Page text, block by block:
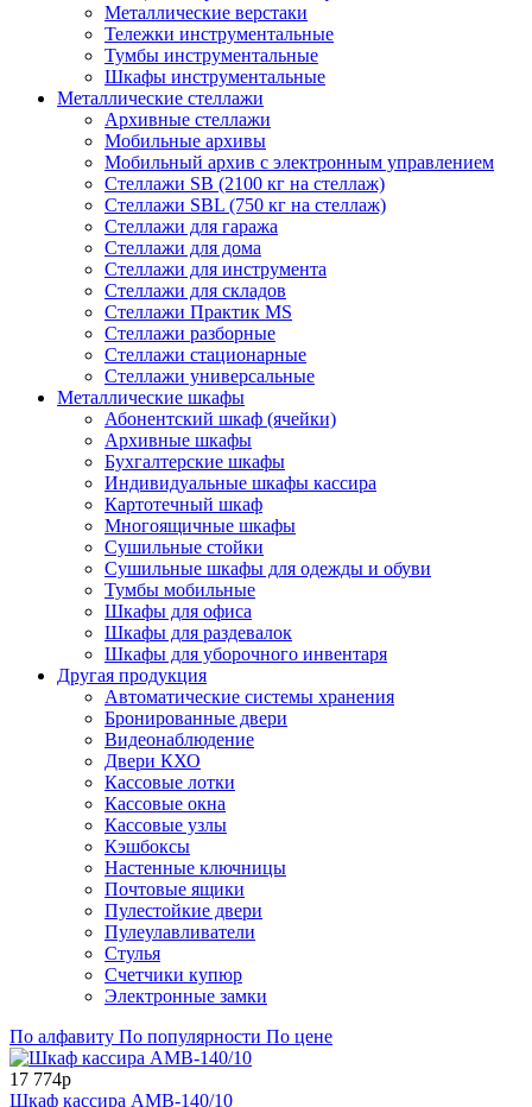
Металлические верстаки
Тележки инструментальные
Тумбы инструментальные
Шкафы инструментальные
Металлические стеллажи
Архивные стеллажи
Мобильные архивы
Мобильный архив с электронным управлением
Стеллажи SB (2100 кг на стеллаж)
Стеллажи SBL (750 кг на стеллаж)
Стеллажи для гаража
Стеллажи для дома
Стеллажи для инструмента
Стеллажи для складов
Стеллажи Практик MS
Стеллажи разборные
Стеллажи стационарные
Стеллажи универсальные
Металлические шкафы
Абонентский шкаф (ячейки)
Архивные шкафы
Бухгалтерские шкафы
Индивидуальные шкафы кассира
Картотечный шкаф
Многоящичные шкафы
Сушильные стойки
Сушильные шкафы для одежды и обуви
Тумбы мобильные
Шкафы для офиса
Шкафы для раздевалок
Шкафы для уборочного инвентаря
Другая продукция
Автоматические системы хранения
Бронированные двери
Видеонаблюдение
Двери КХО
Кассовые лотки
Кассовые окна
Кассовые узлы
Кэшбоксы
Настенные ключницы
Почтовые ящики
Пулестойкие двери
Пулеулавливатели
Стулья
Счетчики купюр
Электронные замки
По алфавиту По популярности По цене
17 774р
Шкаф кассира AMB-140/10